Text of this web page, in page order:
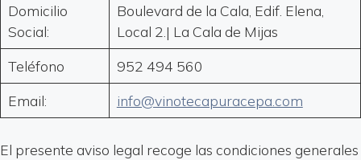
Domicilio
Social:
Boulevard de la Cala, Edif. Elena,
Local 2.| La Cala de Mijas
Teléfono
952 494 560
Email:
info@vinotecapuracepa.com
El presente aviso legal recoge las condiciones generales